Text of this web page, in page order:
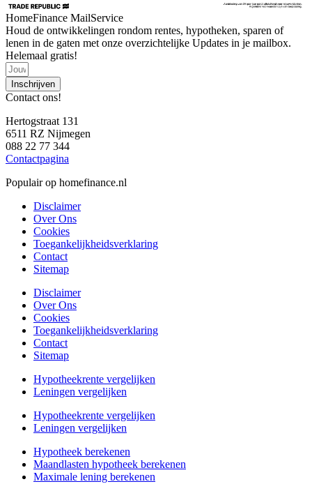
HomeFinance MailService
Houd de ontwikkelingen rondom rentes, hypotheken, sparen of
lenen in de gaten met onze overzichtelijke Updates in je mailbox.
Helemaal gratis!
Inschrijven
Contact ons!
Hertogstraat 131
6511 RZ Nijmegen
088 22 77 344
Contactpagina
Populair op homefinance.nl
Disclaimer
Over Ons
Cookies
Toegankelijkheidsverklaring
Contact
Sitemap
Disclaimer
Over Ons
Cookies
Toegankelijkheidsverklaring
Contact
Sitemap
Hypotheekrente vergelijken
Leningen vergelijken
Hypotheekrente vergelijken
Leningen vergelijken
Hypotheek berekenen
Maandlasten hypotheek berekenen
Maximale lening berekenen